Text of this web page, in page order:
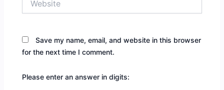
Save my name, email, and website in this browser
for the next time I comment.
Please enter an answer in digits: